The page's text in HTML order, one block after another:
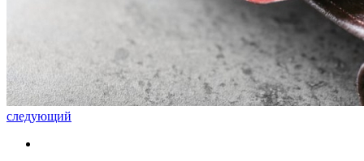
следующий